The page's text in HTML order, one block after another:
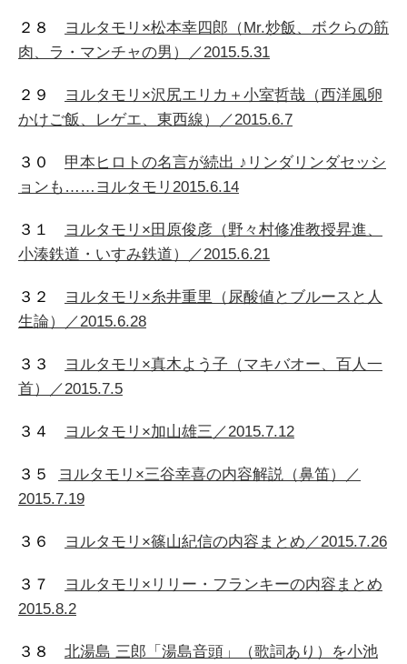
２８
ヨルタモリ×松本幸四郎（Mr.炒飯、ボクらの筋
肉、ラ・マンチャの男）／2015.5.31
２９
ヨルタモリ×沢尻エリカ＋小室哲哉（西洋風卵
かけご飯、レゲエ、東西線）／2015.6.7
３０ 甲本ヒロトの名言が続出 ♪リンダリンダセッシ
ョンも……ヨルタモリ2015.6.14
３１
ヨルタモリ×田原俊彦（野々村修准教授昇進、
小湊鉄道・いすみ鉄道）／2015.6.21
３２
ヨルタモリ×糸井重里（尿酸値とブルースと人
生論）／2015.6.28
３３
ヨルタモリ×真木よう子（マキバオー、百人一
首）／2015.7.5
３４ ヨルタモリ×加山雄三／2015.7.12
３５
ヨルタモリ×三谷幸喜の内容解説（鼻笛）／
2015.7.19
３６ ヨルタモリ×篠山紀信の内容まとめ／2015.7.26
３７
ヨルタモリ×リリー・フランキーの内容まとめ
2015.8.2
３８ 北湯島 三郎「湯島音頭」（歌詞あり）を小池